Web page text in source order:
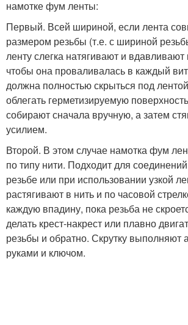
намотке фум ленты:
Первый. Всей шириной, если лента
размером резьбы (т.е. с шириной
ленту слегка натягивают и
чтобы она проваливалась в каждый
должна полностью скрыться под
облегать герметизируемую
собирают сначала вручную, а затем
усилием.
Второй. В этом случае намотка фум
по типу нити. Подходит для
резьбе или при использовании узкой
растягивают в нить и по часовой
каждую впадину, пока резьба не
делать крест-накрест или плавно
резьбы и обратно. Скрутку выполняют
руками и ключом.